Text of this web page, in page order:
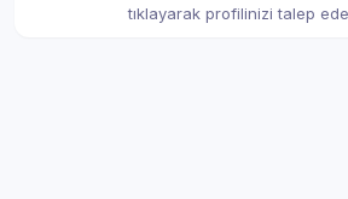
tıklayarak profilinizi talep